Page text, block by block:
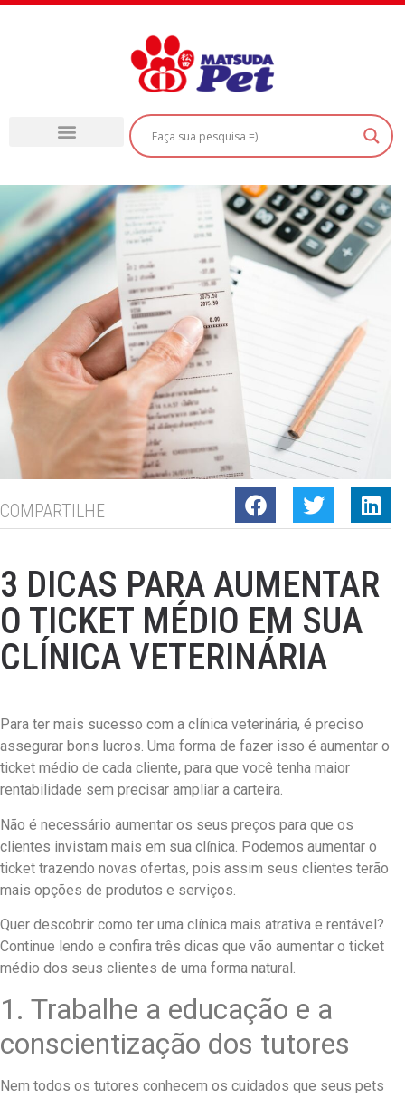
COMPARTILHE
3 DICAS PARA AUMENTAR
O TICKET MÉDIO EM SUA
CLÍNICA VETERINÁRIA
Para ter mais sucesso com a clínica veterinária, é preciso
assegurar bons lucros. Uma forma de fazer isso é aumentar o
ticket médio de cada cliente, para que você tenha maior
rentabilidade sem precisar ampliar a carteira.
Não é necessário aumentar os seus preços para que os
clientes invistam mais em sua clínica. Podemos aumentar o
ticket trazendo novas ofertas, pois assim seus clientes terão
mais opções de produtos e serviços.
Quer descobrir como ter uma clínica mais atrativa e rentável?
Continue lendo e confira três dicas que vão aumentar o ticket
médio dos seus clientes de uma forma natural.
1. Trabalhe a educação e a
conscientização dos tutores
Nem todos os tutores conhecem os cuidados que seus pets